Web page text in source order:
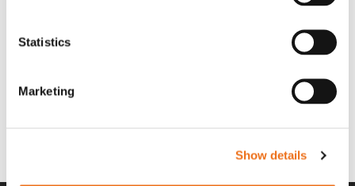
Statistics
Marketing
Show details
Lägg till i varukorg
stämpellogotyp Avant
T-shirt svart 2xl med avant-
(ex. moms)